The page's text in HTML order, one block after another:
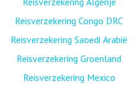
Reisverzekering Congo DRC
Reisverzekering Saoedi Arabië
Reisverzekering Groenland
Reisverzekering Mexico